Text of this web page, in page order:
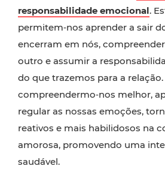
responsabilidade emocional.
permitem‑nos aprender a sair
encerram em nós,
outro e assumir a
do que trazemos para a relação.
compreendermo‑nos melhor,
regular as nossas emoções,
reativos e mais habilidosos na
amorosa, promovendo uma
saudável.